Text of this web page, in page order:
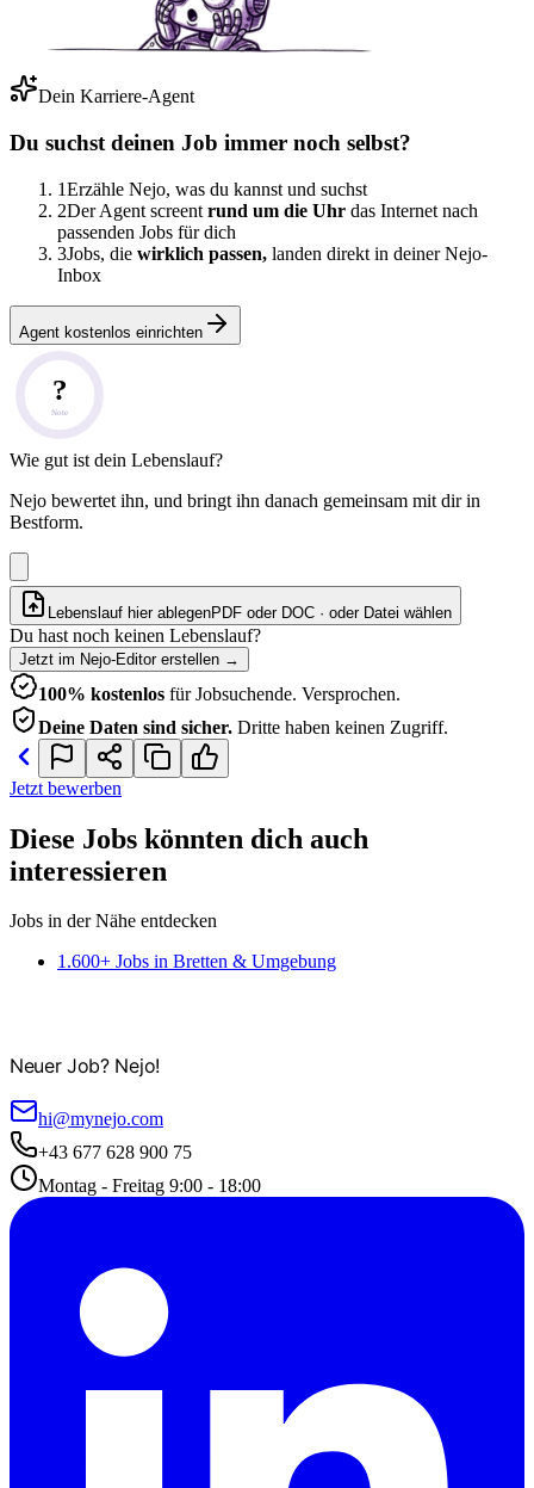
Dein Karriere-Agent
Du suchst deinen Job immer noch selbst?
1Erzähle Nejo, was du kannst und suchst
2Der Agent screent rund um die Uhr das Internet nach
passenden Jobs für dich
3Jobs, die wirklich passen, landen direkt in deiner Nejo-
Inbox
Agent kostenlos einrichten
?
Note
Wie gut ist dein Lebenslauf?
Nejo bewertet ihn, und bringt ihn danach gemeinsam mit dir in
Bestform.
Lebenslauf hier ablegenPDF oder DOC · oder Datei wählen
Du hast noch keinen Lebenslauf?
Jetzt im Nejo-Editor erstellen →
100% kostenlos für Jobsuchende. Versprochen.
Deine Daten sind sicher. Dritte haben keinen Zugriff.
Jetzt bewerben
Diese Jobs könnten dich auch
interessieren
Jobs in der Nähe entdecken
1.600+ Jobs in Bretten & Umgebung
Neuer Job? Nejo!
hi@mynejo.com
+43 677 628 900 75
Montag - Freitag 9:00 - 18:00